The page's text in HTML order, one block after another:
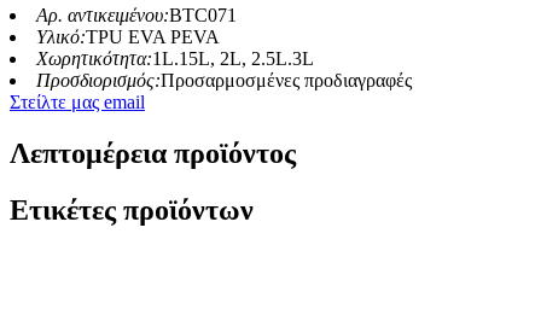
Αρ. αντικειμένου:BTC071
Υλικό:TPU EVA PEVA
Χωρητικότητα:1L.15L, 2L, 2.5L.3L
Προσδιορισμός:Προσαρμοσμένες προδιαγραφές
Στείλτε μας email
Λεπτομέρεια προϊόντος
Ετικέτες προϊόντων